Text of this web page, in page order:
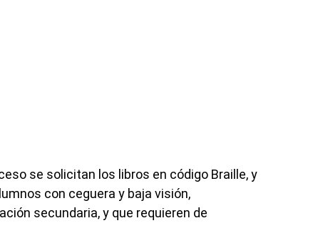
se solicitan los libros en código Braille, y
con ceguera y baja visión,
secundaria, y que requieren de